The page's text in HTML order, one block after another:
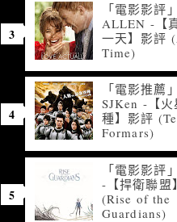
「電影影評」
ALLEN -【
一天】影評
Time)
「電影推薦」
SJKen -【火
種】影評
Formars)
「電影影評
-【捍衛聯盟
(Rise of the
Guardians)